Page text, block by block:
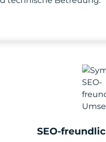
SEO-